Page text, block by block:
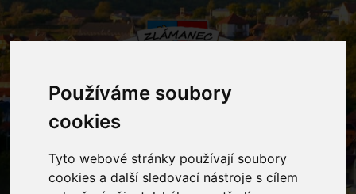
Používáme soubory
cookies
Tyto webové stránky používají soubory
cookies a další sledovací nástroje s cílem